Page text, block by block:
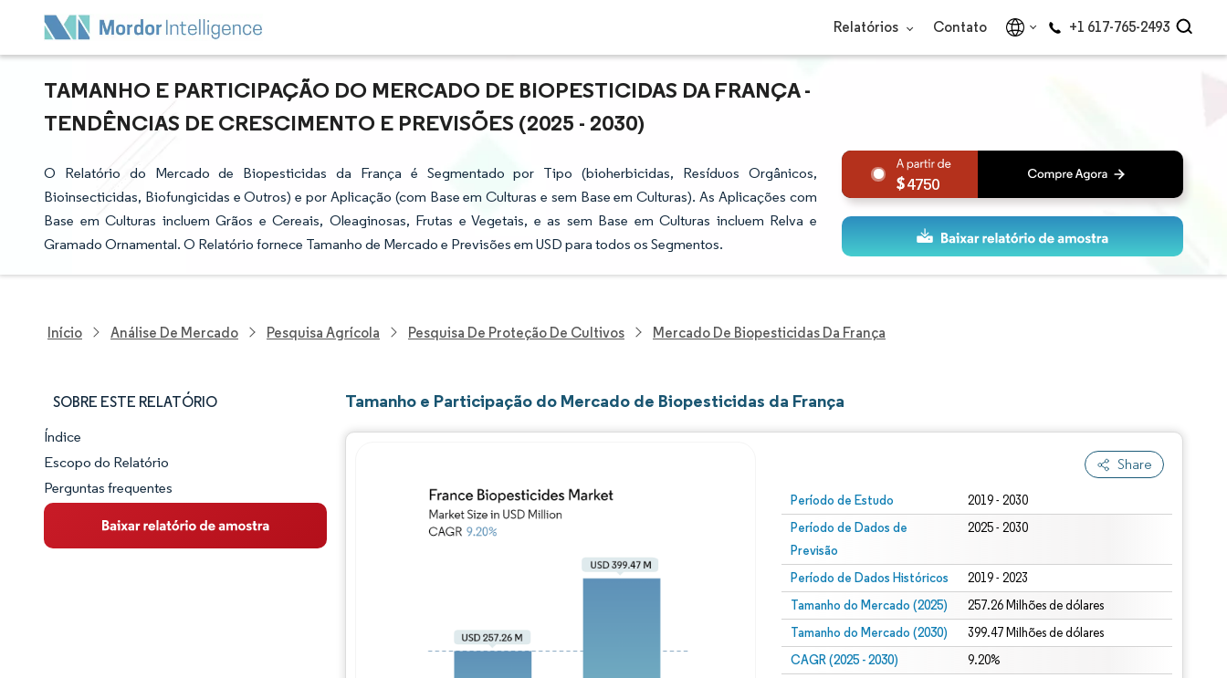
Relatórios Contato +1 617-765-2493
TAMANHO E PARTICIPAÇÃO DO MERCADO DE BIOPESTICIDAS DA FRANÇA -
TENDÊNCIAS DE CRESCIMENTO E PREVISÕES (2025 - 2030)
O Relatório do Mercado de Biopesticidas da França é Segmentado por Tipo (bioherbicidas, Resíduos Orgânicos,
Bioinsecticidas, Biofungicidas e Outros) e por Aplicação (com Base em Culturas e sem Base em Culturas). As Aplicações com
Base em Culturas incluem Grãos e Cereais, Oleaginosas, Frutas e Vegetais, e as sem Base em Culturas incluem Relva e
Gramado Ornamental. O Relatório fornece Tamanho de Mercado e Previsões em USD para todos os Segmentos.
4750
Início Análise De Mercado Pesquisa Agrícola Pesquisa De Proteção De Cultivos Mercado De Biopesticidas Da França
SOBRE ESTE RELATÓRIO
Panorama do Mercado
Visão Geral do Mercado
Principais Tendências de Mercado
Índice
Escopo do Relatório
Perguntas frequentes
Tamanho e Participação do Mercado de Biopesticidas da França
Share
Período de Estudo 2019 - 2030
Período de Dados de
Previsão
2025 - 2030
Período de Dados Históricos 2019 - 2023
Tamanho do Mercado (2025) 257.26 Milhões de dólares
Tamanho do Mercado (2030) 399.47 Milhões de dólares
CAGR (2025 - 2030) 9.20%